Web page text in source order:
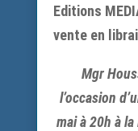
Editions
vente en
Mgr
l’occasion
mai à 20h à